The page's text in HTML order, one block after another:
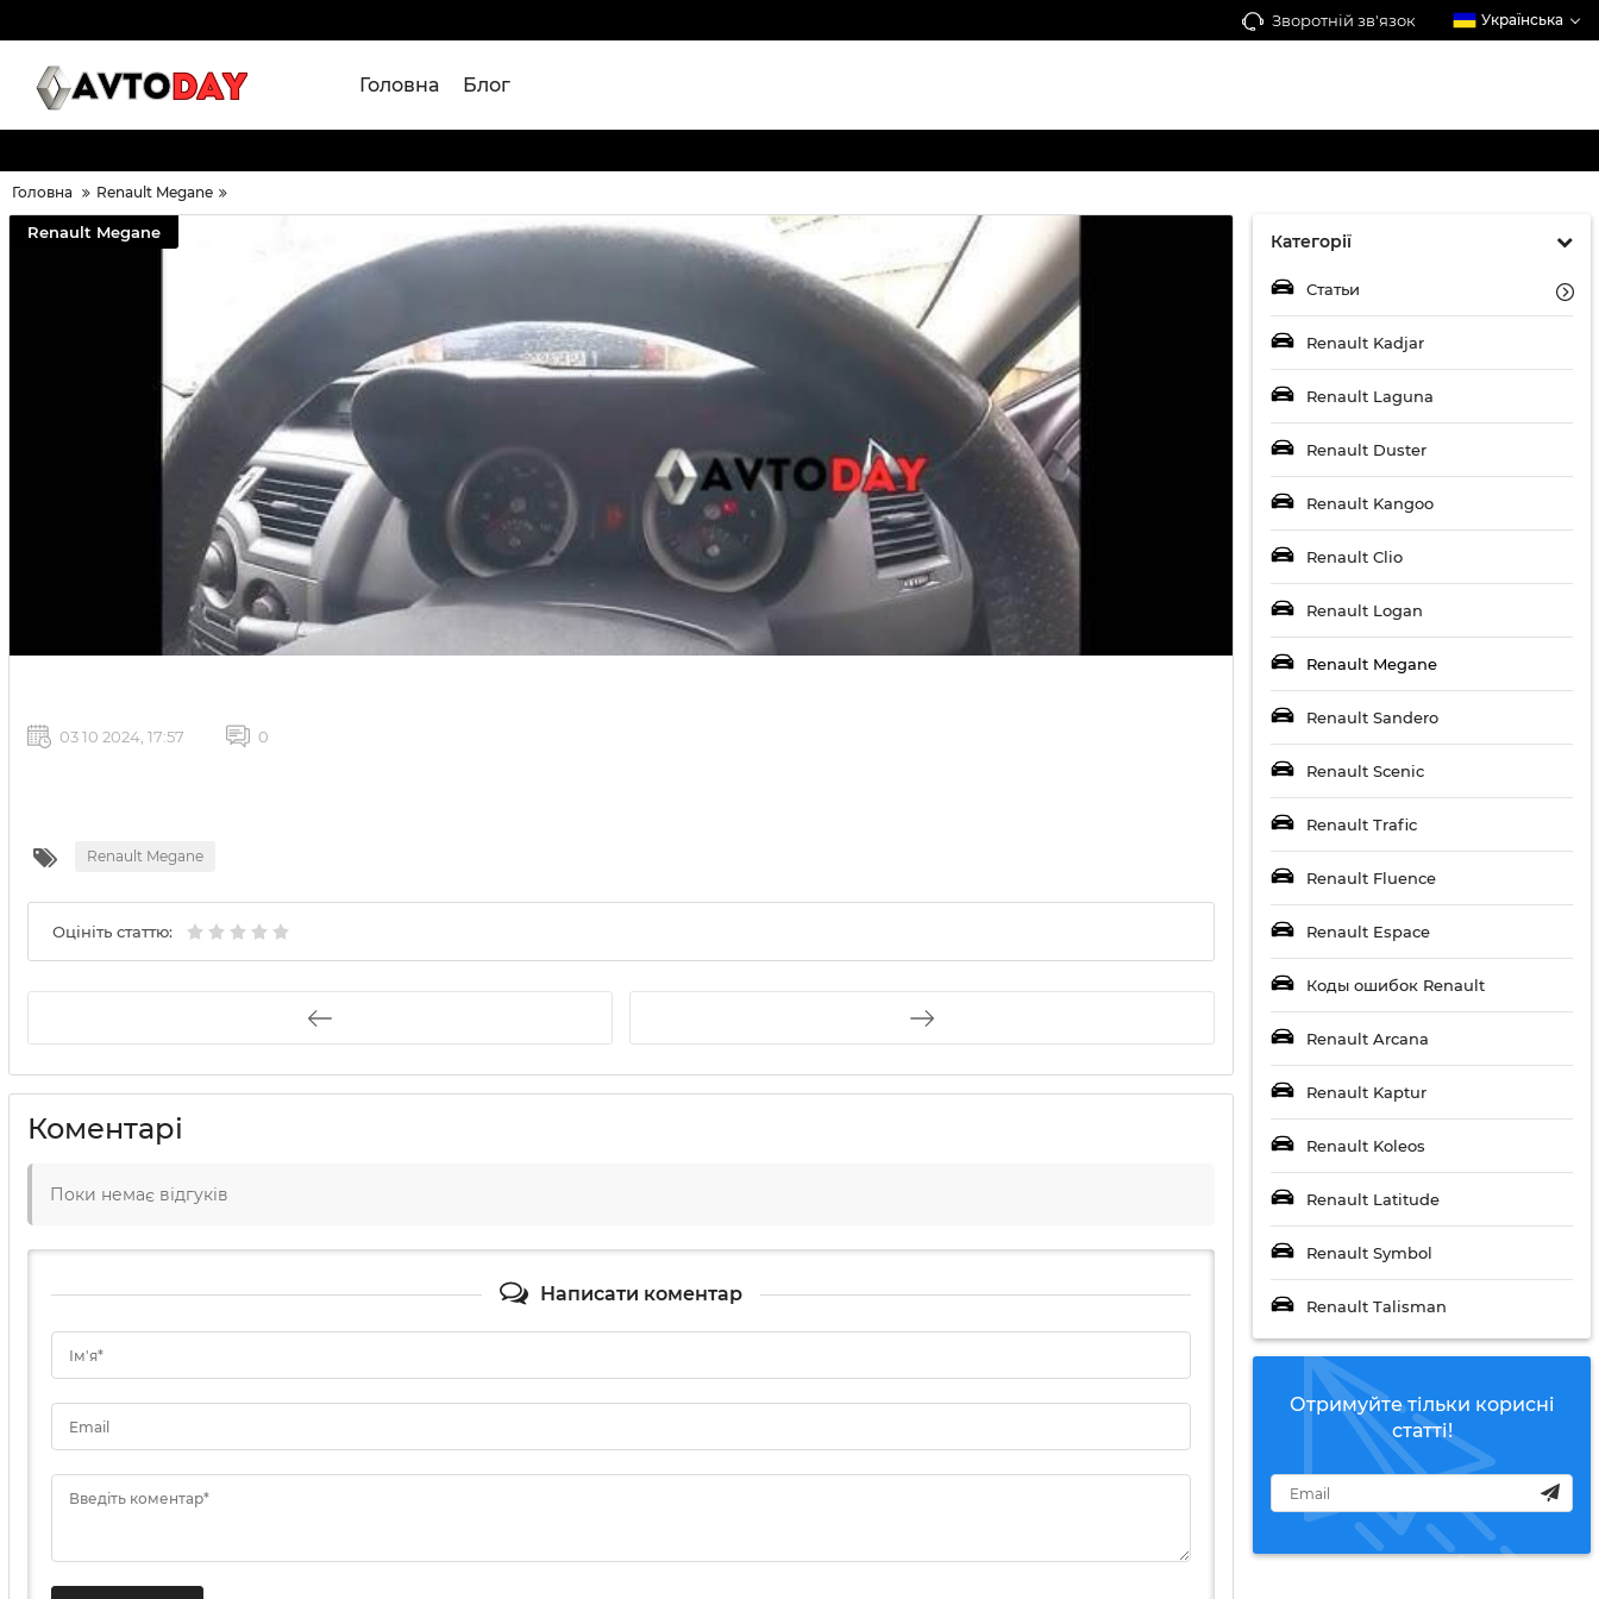
Зворотній зв'язок Українська
Головна Блог
Головна Renault Megane
Категорії
Статьи
Renault Kadjar
Renault Laguna
Renault Duster
Renault Kangoo
Renault Clio
Renault Logan
Renault Megane
Renault Sandero
Renault Scenic
Renault Trafic
Renault Fluence
Renault Espace
Коды ошибок Renault
Renault Arcana
Renault Kaptur
Renault Koleos
Renault Latitude
Renault Symbol
Renault Talisman
Отримуйте тільки корисні
статті!
Renault Megane
03 10 2024, 17:57 0
Renault Megane
Оцініть статтю:
Коментарі
Поки немає відгуків
Написати коментар
Ім'я*
Email
Введіть коментар*